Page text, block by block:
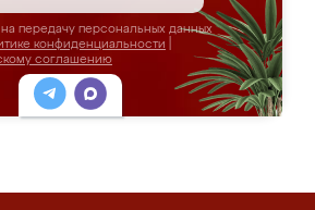
передачу персональных данных
конфиденциальности
соглашению